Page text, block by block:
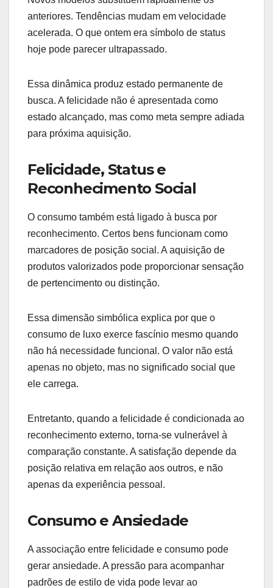
anteriores. Tendências mudam em velocidade
acelerada. O que ontem era símbolo de status
hoje pode parecer ultrapassado.
Essa dinâmica produz estado permanente de
busca. A felicidade não é apresentada como
estado alcançado, mas como meta sempre adiada
para próxima aquisição.
Felicidade, Status e
Reconhecimento Social
O consumo também está ligado à busca por
reconhecimento. Certos bens funcionam como
marcadores de posição social. A aquisição de
produtos valorizados pode proporcionar sensação
de pertencimento ou distinção.
Essa dimensão simbólica explica por que o
consumo de luxo exerce fascínio mesmo quando
não há necessidade funcional. O valor não está
apenas no objeto, mas no significado social que
ele carrega.
Entretanto, quando a felicidade é condicionada ao
reconhecimento externo, torna-se vulnerável à
comparação constante. A satisfação depende da
posição relativa em relação aos outros, e não
apenas da experiência pessoal.
Consumo e Ansiedade
A associação entre felicidade e consumo pode
gerar ansiedade. A pressão para acompanhar
padrões de estilo de vida pode levar ao